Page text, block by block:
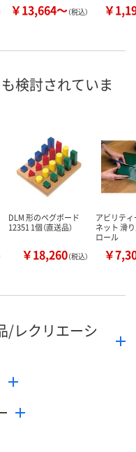
￥13,664～（税込） ￥
検討されていま
DLM 形のペグボード
12351 1個（直送品）
￥18,260（税込）
アビリティ
ネット 滑
ロール
￥
/レクリエーシ